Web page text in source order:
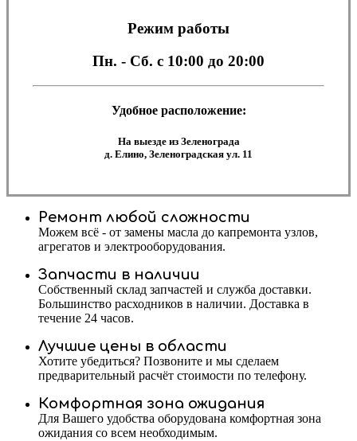
Режим работы
Пн. - Сб. с 10:00 до 20:00
Удобное расположение:
На выезде из Зеленограда
д. Елино, Зеленоградская ул. 11
Ремонт любой сложности
Можем всё - от замены масла до капремонта узлов,
агрегатов и электрооборудования.
Запчасти в наличии
Собственный склад запчастей и служба доставки.
Большинство расходников в наличии. Доставка в
течение 24 часов.
Лучшие цены в области
Хотите убедиться? Позвоните и мы сделаем
предварительный расчёт стоимости по телефону.
Комфортная зона ожидания
Для Вашего удобства оборудована комфортная зона
ожидания со всем необходимым.